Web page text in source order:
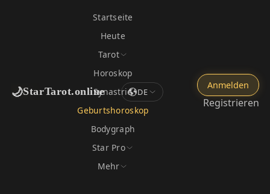
🌙StarTarot.online
Startseite
Heute
Tarot
Horoskop
Synastrie
Geburtshoroskop
Bodygraph
Star Pro
Mehr
DE
Anmelden
Registrieren